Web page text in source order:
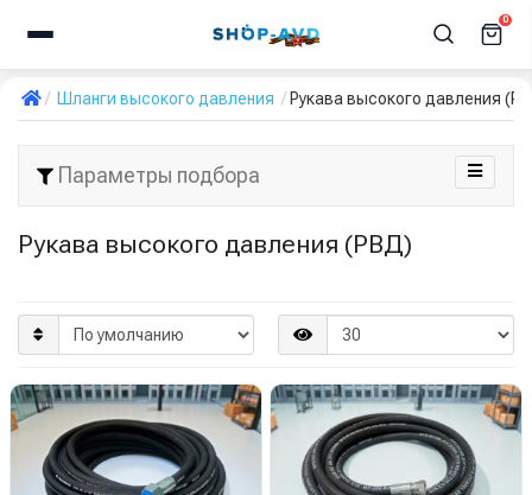
0
Шланги высокого давления Рукава высокого давления
Параметры подбора
Рукава высокого давления (РВД)